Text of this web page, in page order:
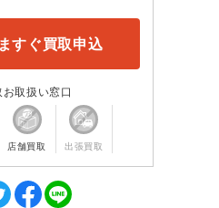
すぐ買取申込
お取扱い窓口
店舗買取 出張買取